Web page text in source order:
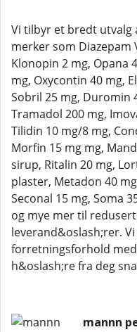
Vi tilbyr et bredt utvalg
merker som Diazepam
Klonopin 2 mg, Opana
mg, Oxycontin 40 mg,
Sobril 25 mg, Duromin
Tramadol 200 mg,
Tilidin 10 mg/8 mg,
Morfin 15 mg mg,
sirup, Ritalin 20 mg,
plaster, Metadon 40
Seconal 15 mg, Soma
og mye mer til
leverand&oslash;rer.
forretningsforhold
h&oslash;re fra deg
mannn